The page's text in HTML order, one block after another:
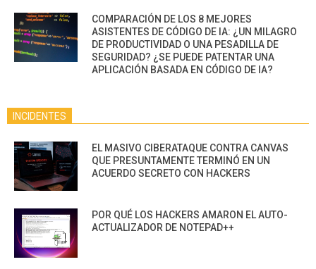
COMPARACIÓN DE LOS 8 MEJORES
ASISTENTES DE CÓDIGO DE IA: ¿UN MILAGRO
DE PRODUCTIVIDAD O UNA PESADILLA DE
SEGURIDAD? ¿SE PUEDE PATENTAR UNA
APLICACIÓN BASADA EN CÓDIGO DE IA?
INCIDENTES
EL MASIVO CIBERATAQUE CONTRA CANVAS
QUE PRESUNTAMENTE TERMINÓ EN UN
ACUERDO SECRETO CON HACKERS
POR QUÉ LOS HACKERS AMARON EL AUTO-
ACTUALIZADOR DE NOTEPAD++